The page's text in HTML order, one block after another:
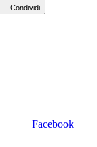
Condividi
Facebook